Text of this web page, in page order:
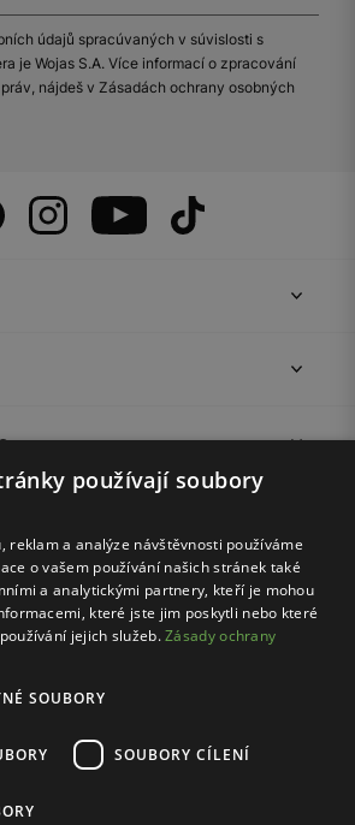
údajů spracúvaných v súvislosti s
je Wojas S.A. Více informací o zpracování
nájdeš v Zásadách ochrany osobných
ochrany osobních údajů
používají soubory
reklam a analýze návštěvnosti používáme
o vašem používání našich stránek také
a analytickými partnery, kteří je mohou
které jste jim poskytli nebo které
jejich služeb.Zásady ochrany
SOUBORY
SOUBORY CÍLENÍ